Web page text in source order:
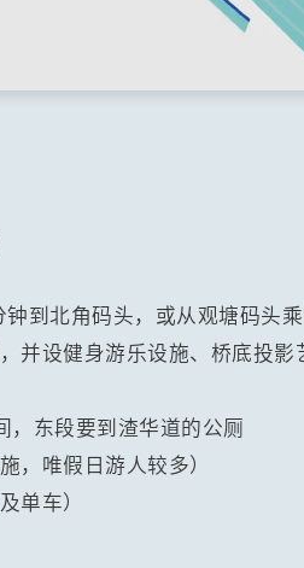
到北角码头，或从观塘码头
并设健身游乐设施、桥底投影
，东段要到渣华道的公厕
唯假日游人较多）
车）